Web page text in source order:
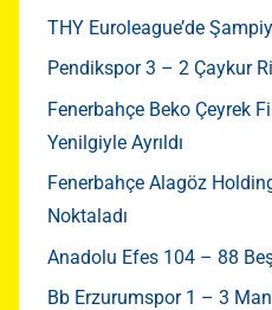
THY Euroleague’de
Pendikspor 3 – 2 Çaykur
Fenerbahçe Beko Çeyrek
Yenilgiyle Ayrıldı
Fenerbahçe Alagöz
Noktaladı
Anadolu Efes 104 – 88
Bb Erzurumspor 1 – 3